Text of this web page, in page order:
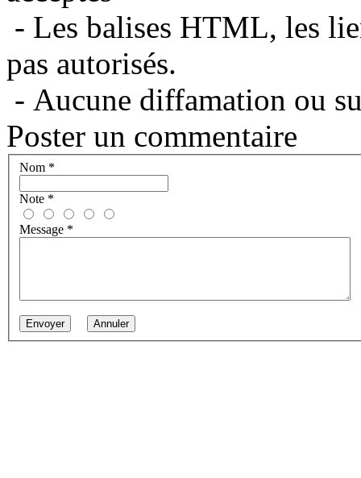
- Les balises HTML, les
pas autorisés.
- Aucune diffamation ou
Poster un commentaire
Nom *
Note *
Message *